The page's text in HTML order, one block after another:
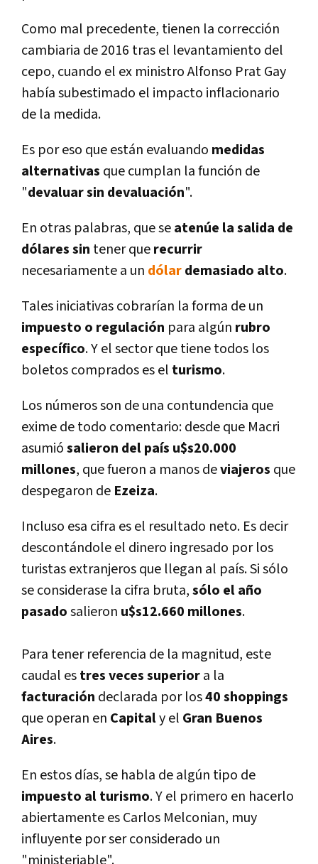
Como mal precedente, tienen la corrección
cambiaria de 2016 tras el levantamiento del
cepo, cuando el ex ministro Alfonso Prat Gay
habí­a subestimado el impacto inflacionario
de la medida.
Es por eso que están evaluando medidas
alternativas que cumplan la función de
"devaluar sin devaluación".
En otras palabras, que seatenúe la salida de
dólares sin tener querecurrir
necesariamente a un dólardemasiado alto.
Tales iniciativas cobrarí­an la forma de un
impuesto o regulación para algún rubro
especí­fico. Y el sector que tiene todos los
boletos comprados es el turismo.
Los números son de una contundencia que
exime de todo comentario: desde que Macri
asumiósalieron del paí­s u$s20.000
millones, que fueron a manos deviajeros que
despegaron de Ezeiza.
Incluso esa cifra es el resultado neto. Es decir
descontándole el dinero ingresado por los
turistas extranjeros que llegan al paí­s. Si sólo
se considerase la cifra bruta,sólo el año
pasadosalieron u$s12.660 millones.
Para tener referencia de la magnitud, este
caudal estres veces superiora la
facturación declarada por los40 shoppings
que operan en Capitaly el Gran Buenos
Aires.
En estos dí­as, se habla de algún tipo de
impuesto al turismo. Y el primero en hacerlo
abiertamente es Carlos Melconian, muy
influyente por ser considerado un